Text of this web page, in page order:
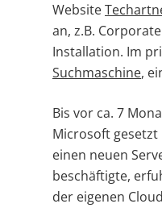
Website
an, z.B.
Installation. Im
Suchmaschine,
Bis vor ca. 7
Microsoft gesetzt
einen neuen
beschäftigte,
der eigenen